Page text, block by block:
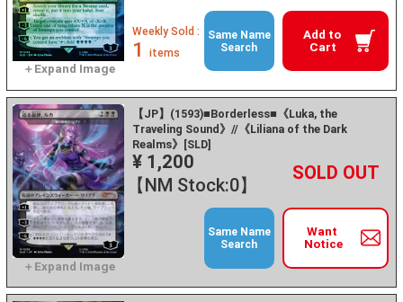
Add to
Cart
Weekly Sold :
1 items
Same Name
Search
【JP】(1593)■Borderless■《Luka, the
Traveling Sound》//《Liliana of the Dark
Realms》[SLD]
¥ 1,200
【NM Stock:0】
－ +
Want
Notice
Same Name
Search